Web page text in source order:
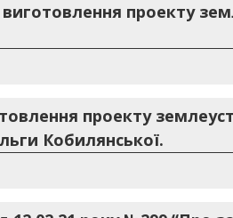
проекту
проекту
Кобилянської.